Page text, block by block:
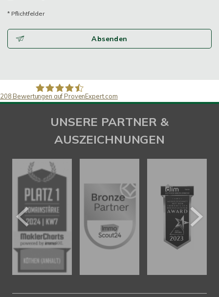
* Pflichtfelder
Absenden
SAW Immobilien
208 Bewertungen auf ProvenExpert.com
UNSERE PARTNER &
AUSZEICHNUNGEN